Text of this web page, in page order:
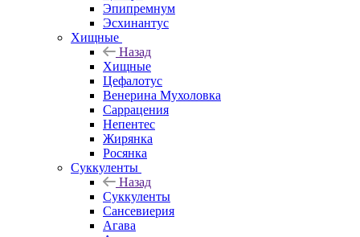
Эпипремнум
Эсхинантус
Хищные
Назад
Хищные
Цефалотус
Венерина Мухоловка
Саррацения
Непентес
Жирянка
Росянка
Суккуленты
Назад
Суккуленты
Сансевиерия
Агава